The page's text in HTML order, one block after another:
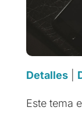
Detalles|
Este tema